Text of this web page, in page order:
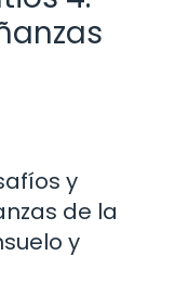
y
de la
y